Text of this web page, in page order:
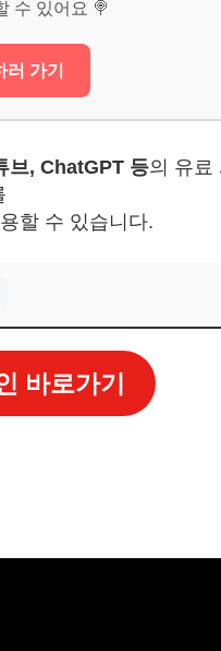
?
수 있어요 🍭
가기
브, ChatGPT 등의 유료
할 수 있습니다.
바로가기